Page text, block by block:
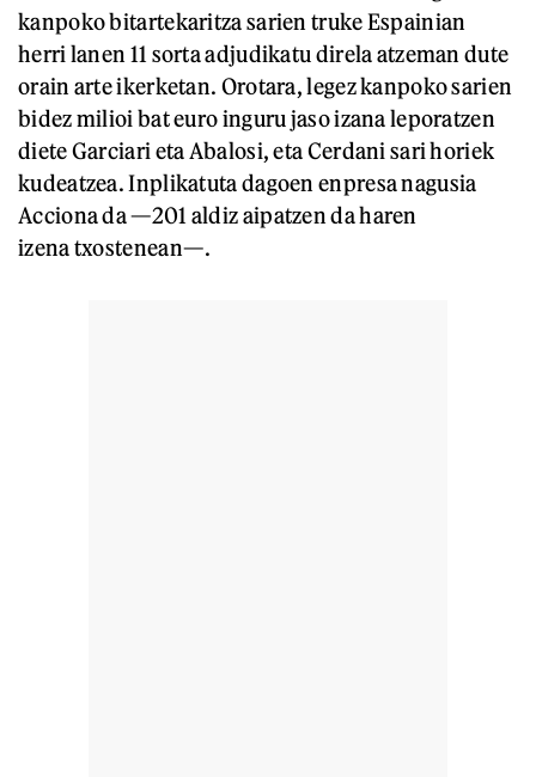
kanpoko bitartekaritza sarien truke Espainian
herri lanen 11 sorta adjudikatu direla atzeman dute
orain arte ikerketan. Orotara, legez kanpoko sarien
bidez milioi bat euro inguru jaso izana leporatzen
diete Garciari eta Abalosi, eta Cerdani sari horiek
kudeatzea. Inplikatuta dagoen enpresa nagusia
Acciona da —201 aldiz aipatzen da haren
izena txostenean—.